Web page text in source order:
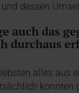
dessen
auch das
durchaus
alles aus
konnten